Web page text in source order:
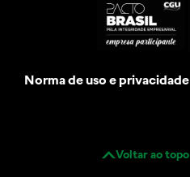
Norma de uso e privacidade
Voltar ao topo